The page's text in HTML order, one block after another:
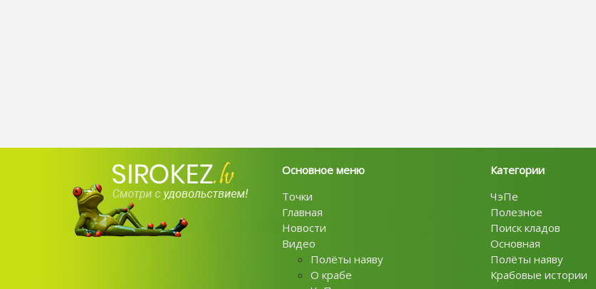
Основное меню
Точки
Главная
Новости
Видео
Полёты наяву
О крабе
Категории
ЧэПе
Полезное
Поиск кладов
Основная
Полёты наяву
Крабовые истории